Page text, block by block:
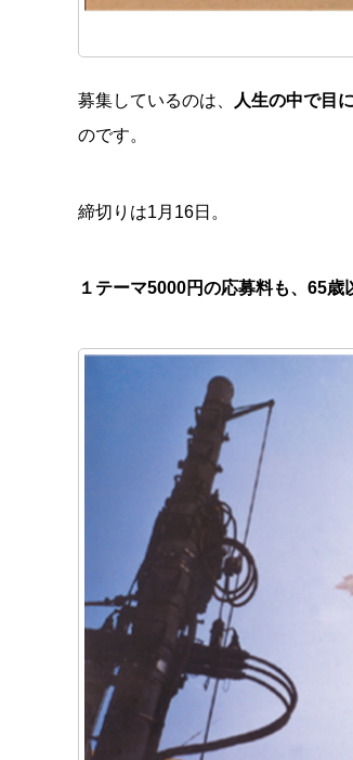
募集しているのは、 人生の中で目
のです。
締切りは1月16日。
１テーマ5000円の応募料も、65歳